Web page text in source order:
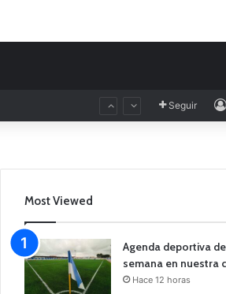
Seguir
Most Viewed
Agenda deportiva
semana en nuestra
Hace 12 horas